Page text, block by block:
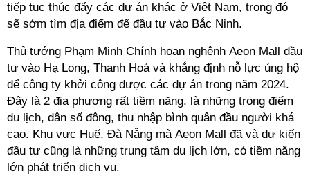
tiếp tục thúc đẩy các dự án khác ở Việt Nam, trong đó
sẽ sớm tìm địa điểm để đầu tư vào Bắc Ninh.
Thủ tướng Phạm Minh Chính hoan nghênh Aeon Mall đầu
tư vào Hạ Long, Thanh Hoá và khẳng định nỗ lực ủng hộ
để công ty khởi công được các dự án trong năm 2024.
Đây là 2 địa phương rất tiềm năng, là những trọng điểm
du lịch, dân số đông, thu nhập bình quân đầu người khá
cao. Khu vực Huế, Đà Nẵng mà Aeon Mall đã và dự kiến
đầu tư cũng là những trung tâm du lịch lớn, có tiềm năng
lớn phát triển dịch vụ.